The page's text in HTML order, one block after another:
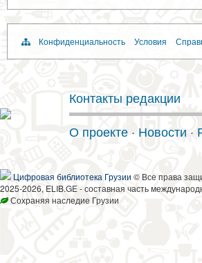
Конфиденциальность Условия
Контакты редакции
О проекте · Новости ·
Цифровая библиотека Грузии © Все права
2025-2026, ELIB.GE - составная часть
Сохраняя наследие Грузии